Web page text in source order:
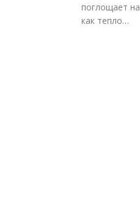
поглощает
как тепло…